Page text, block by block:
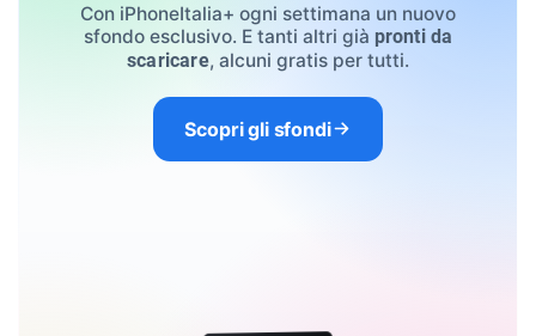
Con iPhoneItalia+ ogni settimana un nuovo
sfondo esclusivo. E tanti altri già pronti da
scaricare, alcuni gratis per tutti.
Scopri gli sfondi